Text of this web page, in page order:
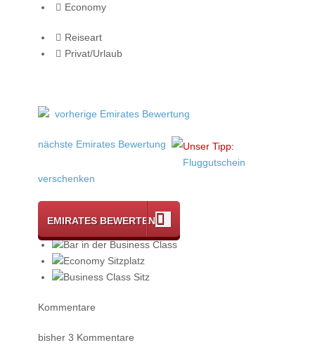
Economy
Reiseart
Privat/Urlaub
vorherige Emirates Bewertung
nächste Emirates Bewertung
Unser Tipp:
Fluggutschein
verschenken
EMIRATES BEWERTEN
Kommentare
bisher 3 Kommentare